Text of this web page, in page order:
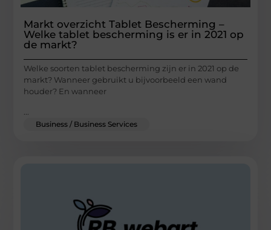
Markt overzicht Tablet Bescherming –
Welke tablet bescherming is er in 2021 op
de markt?
Welke soorten tablet bescherming zijn er in 2021 op de
markt? Wanneer gebruikt u bijvoorbeeld een wand
houder? En wanneer
Business / Business Services